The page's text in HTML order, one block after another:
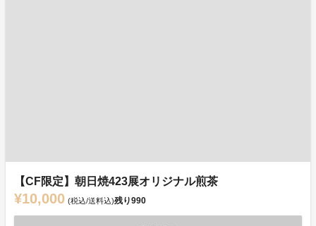
【CF限定】朝日焼423展オリジナル煎茶
¥10,000 (税込/送料込)残り990